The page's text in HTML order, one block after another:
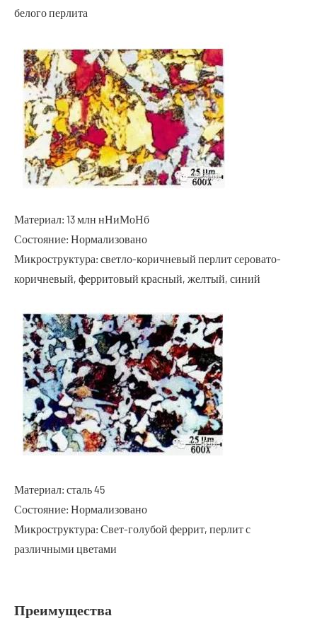
белого перлита
Материал: 13 млн нНиМоНб
Состояние: Нормализовано
Микроструктура: светло-коричневый перлит серовато-
коричневый, ферритовый красный, желтый, синий
Материал: сталь 45
Состояние: Нормализовано
Микроструктура: Свет-голубой феррит, перлит с
различными цветами
Преимущества